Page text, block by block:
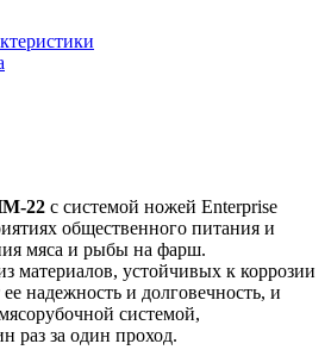
22 с системой ножей Enterprise
общественного питания и
мяса и рыбы на фарш.
материалов, устойчивых к коррозии
надежность и долговечность, и
системой,
раз за один проход.